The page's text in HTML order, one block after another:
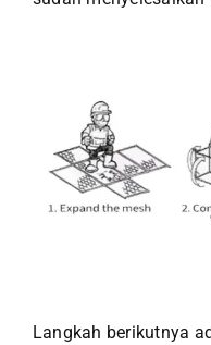
Langkah berikutnya